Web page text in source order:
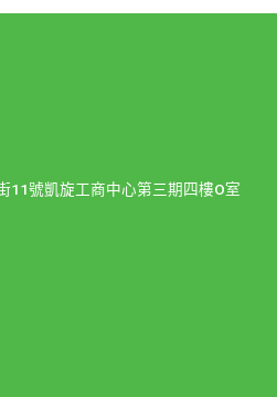
11號凱旋工商中心第三期四樓O室